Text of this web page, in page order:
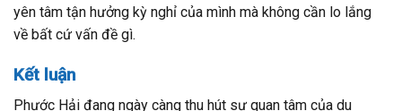
yên tâm tận hưởng kỳ nghỉ của mình mà không cần lo lắng
về bất cứ vấn đề gì.
Kết luận
Phước Hải đang ngày càng thu hút sự quan tâm của du